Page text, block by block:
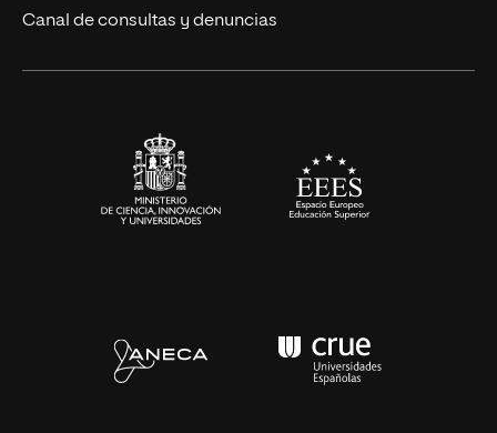
Ciencias de la Salud
Canal de consultas y denuncias